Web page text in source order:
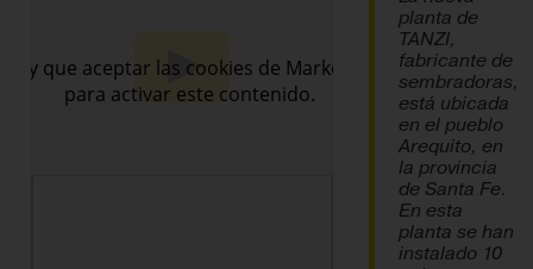
planta de
TANZI,
fabricante de
sembradoras,
está ubicada
en el pueblo
Arequito, en
la provincia
de Santa Fe.
En esta
planta se han
instalado 10